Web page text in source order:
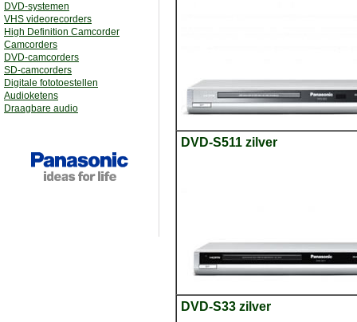
DVD-systemen
VHS videorecorders
High Definition Camcorder
Camcorders
DVD-camcorders
SD-camcorders
Digitale fototoestellen
Audioketens
Draagbare audio
DVD-S511 zilver
DVD-S33 zilver